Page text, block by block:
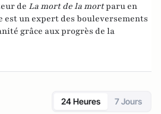
de La mort de la mortparu en
est un expert des bouleversements
grâce aux progrès de la
24 Heures 7 Jours